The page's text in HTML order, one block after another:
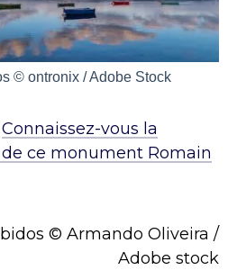
© ontronix / Adobe Stock
Connaissez-vous la
ce monument Romain
© Armando Oliveira /
Adobe stock